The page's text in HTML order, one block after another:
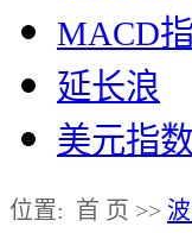
MACD
延长浪
美元指数
位置: 首 页 >>